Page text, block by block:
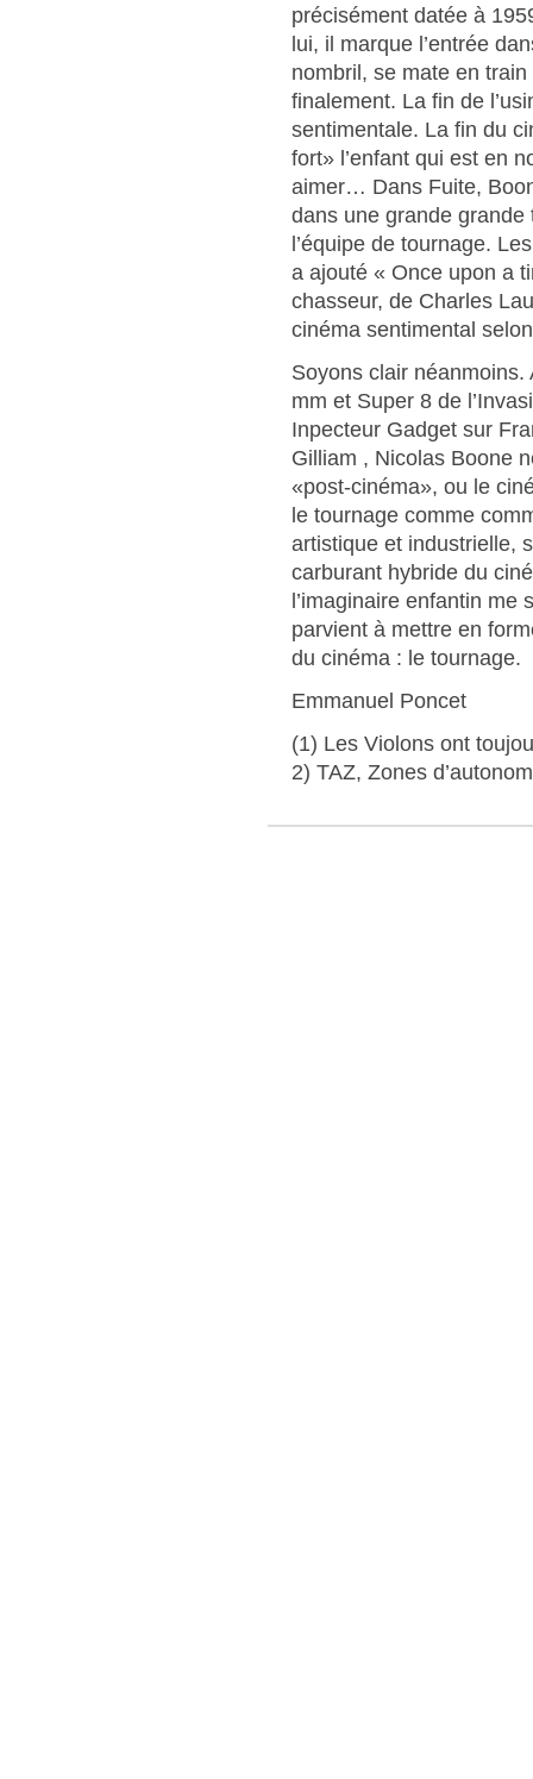
précisément datée à
lui, il marque l’entrée
nombril, se mate en train
finalement. La fin de
sentimentale. La fin du
fort» l’enfant qui est en
aimer… Dans Fuite,
dans une grande
l’équipe de tournage.
a ajouté « Once upon a
chasseur, de Charles
cinéma sentimental
Soyons clair
mm et Super 8 de
Inpecteur Gadget sur
Gilliam , Nicolas Boone
«post-cinéma», ou le
le tournage comme
artistique et industrielle,
carburant hybride du
l’imaginaire enfantin me
parvient à mettre en
du cinéma : le tournage.
Emmanuel Poncet
(1) Les Violons ont
2) TAZ, Zones